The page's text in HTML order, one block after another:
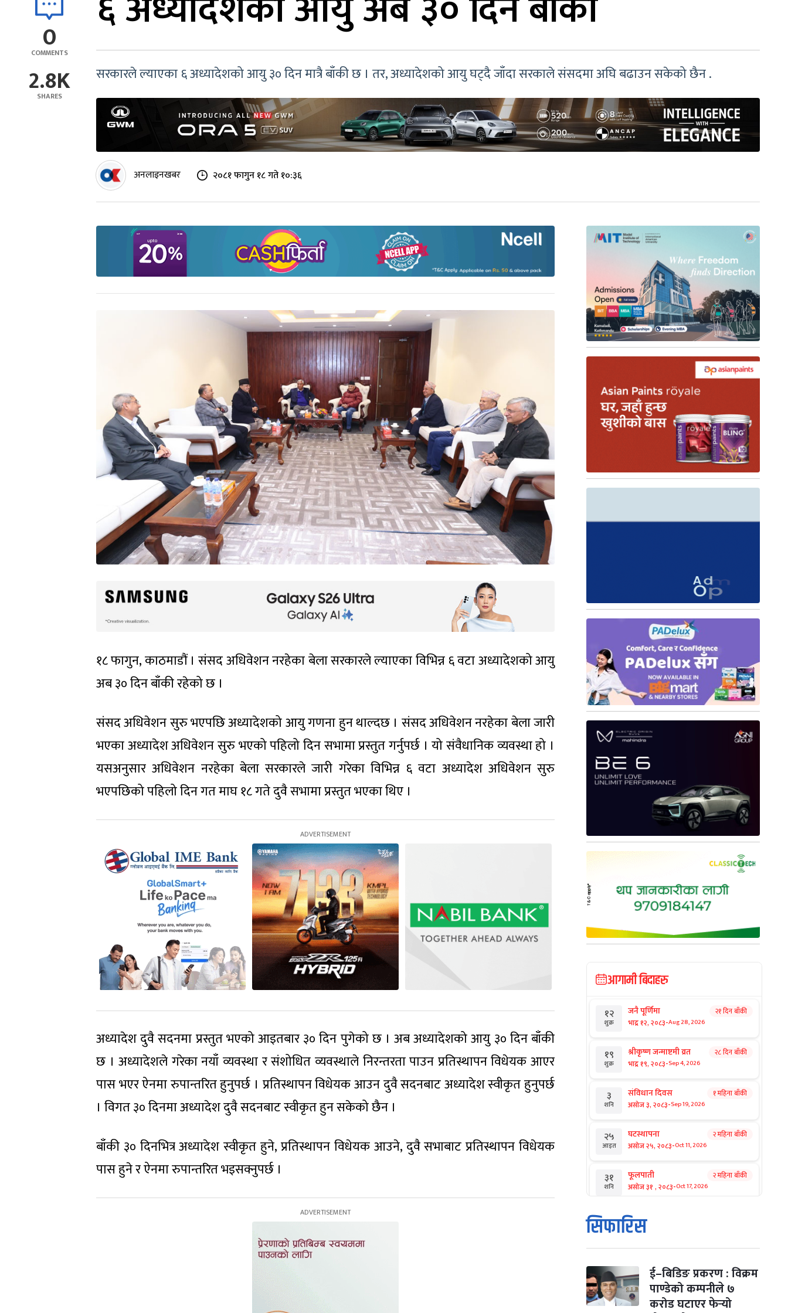
0
COMMENTS
2.8K
SHARES
सरकारले ल्याएका ६ अध्यादेशको आयु ३० दिन मात्रै बाँकी छ । तर, अध्यादेशको आयु घट्दै जाँदा सरकाले संसदमा अघि बढाउन सकेको छैन .
अनलाइनखबर २०८१ फागुन १८ गते १०:३६
१८ फागुन, काठमाडौं । संसद अधिवेशन नरहेका बेला सरकारले ल्याएका विभिन्न ६ वटा अध्यादेशको आयु
अब ३० दिन बाँकी रहेको छ ।
संसद अधिवेशन सुरु भएपछि अध्यादेशको आयु गणना हुन थाल्दछ । संसद अधिवेशन नरहेका बेला जारी
भएका अध्यादेश अधिवेशन सुरु भएको पहिलो दिन सभामा प्रस्तुत गर्नुपर्छ । यो संवैधानिक व्यवस्था हो ।
यसअनुसार अधिवेशन नरहेका बेला सरकारले जारी गरेका विभिन्न ६ वटा अध्यादेश अधिवेशन सुरु
भएपछिको पहिलो दिन गत माघ १८ गते दुवै सभामा प्रस्तुत भएका थिए ।
अध्यादेश दुवै सदनमा प्रस्तुत भएको आइतबार ३० दिन पुगेको छ । अब अध्यादेशको आयु ३० दिन बाँकी
छ । अध्यादेशले गरेका नयाँ व्यवस्था र संशोधित व्यवस्थाले निरन्तरता पाउन प्रतिस्थापन विधेयक आएर
पास भएर ऐनमा रुपान्तरित हुनुपर्छ । प्रतिस्थापन विधेयक आउन दुवै सदनबाट अध्यादेश स्वीकृत हुनुपर्छ
। विगत ३० दिनमा अध्यादेश दुवै सदनबाट स्वीकृत हुन सकेको छैन ।
बाँकी ३० दिनभित्र अध्यादेश स्वीकृत हुने, प्रतिस्थापन विधेयक आउने, दुवै सभाबाट प्रतिस्थापन विधेयक
पास हुने र ऐनमा रुपान्तरित भइसक्नुपर्छ ।
आगामी बिदाहरु
१२
शुक्र
जनै पूर्णिमा
भाद्र १२, २०८३-Aug 28, 2026
२१ दिन बाँकी
१९
शुक्र
श्रीकृष्ण जन्माष्टमी व्रत
भाद्र १९, २०८३-Sep 4, 2026
२८ दिन बाँकी
३
शनि
संविधान दिवस
असोज ३, २०८३-Sep 19, 2026
१ महिना बाँकी
२५
आइत
घटस्थापना
असोज २५, २०८३-Oct 11, 2026
२ महिना बाँकी
३१
शनि
फूलपाती
असोज ३१ , २०८३-Oct 17, 2026
२ महिना बाँकी
१
आइत
कार्तिक सङ्क्रान्ति
कार्तिक १, २०८३
मंगल कार्तिक ३, २०८३-Oct 20, 2026
४ विजयादशमी
कार्तिक ४, २०८३- Oct 21, 2026
२ महिना बाँकी
सिफारिस
ई–बिडिङ प्रकरण : विक्रम
पाण्डेको कम्पनीले ७
करोड घटाएर फेर्‍यो